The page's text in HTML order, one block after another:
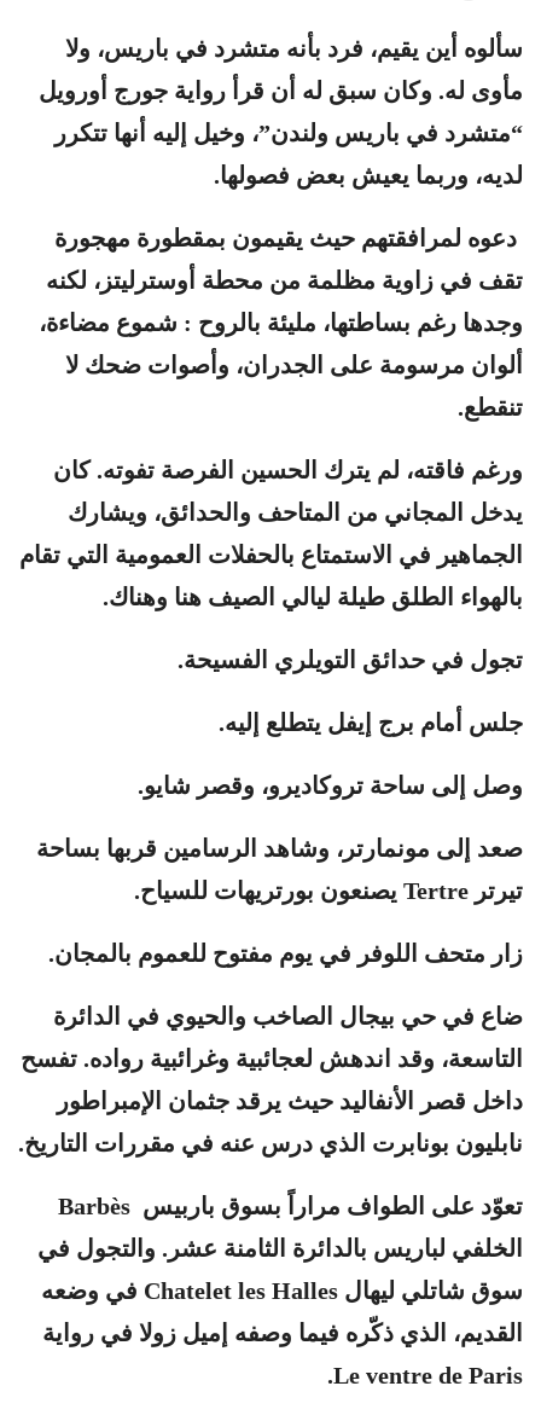
سألوه أين يقيم، فرد بأنه متشرد في باريس، ولا
مأوى له. وكان سبق له أن قرأ رواية جورج أورويل
“متشرد في باريس ولندن”، وخيل إليه أنها تتكرر
لديه، وربما يعيش بعض فصولها.
دعوه لمرافقتهم حيث يقيمون بمقطورة مهجورة
تقف في زاوية مظلمة من محطة أوسترليتز، لكنه
وجدها رغم بساطتها، مليئة بالروح : شموع مضاءة،
ألوان مرسومة على الجدران، وأصوات ضحك لا
تنقطع.
ورغم فاقته، لم يترك الحسين الفرصة تفوته. كان
يدخل المجاني من المتاحف والحدائق، ويشارك
الجماهير في الاستمتاع بالحفلات العمومية التي تقام
بالهواء الطلق طيلة ليالي الصيف هنا وهناك.
تجول في حدائق التويلري الفسيحة.
جلس أمام برج إيفل يتطلع إليه.
وصل إلى ساحة تروكاديرو، وقصر شايو.
صعد إلى مونمارتر، وشاهد الرسامين قربها بساحة
تيرتر Tertre يصنعون بورتريهات للسياح.
زار متحف اللوفر في يوم مفتوح للعموم بالمجان.
ضاع في حي بيجال الصاخب والحيوي في الدائرة
التاسعة، وقد اندهش لعجائبية وغرائبية رواده. تفسح
داخل قصر الأنفاليد حيث يرقد جثمان الإمبراطور
نابليون بونابرت الذي درس عنه في مقررات التاريخ.
تعوّد على الطواف مراراً بسوق باربيس Barbès
الخلفي لباريس بالدائرة الثامنة عشر. والتجول في
سوق شاتلي ليهال Chatelet les Halles في وضعه
القديم، الذي ذكّره فيما وصفه إميل زولا في رواية
Le ventre de Paris.